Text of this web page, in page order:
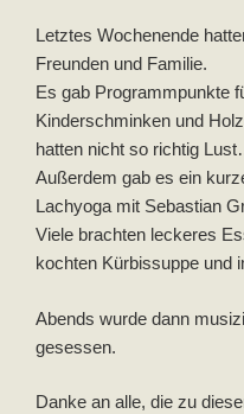
Letztes Wochenende
Freunden und Familie.
Es gab Programmpunkte
Kinderschminken und
hatten nicht so richtig
Außerdem gab es ein
Lachyoga mit Sebastian
Viele brachten leckeres
kochten Kürbissuppe und
Abends wurde dann
gesessen.
Danke an alle, die zu